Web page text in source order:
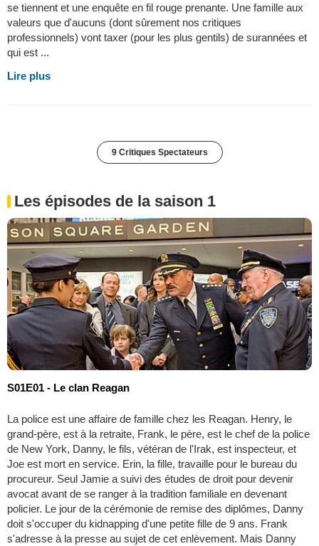
se tiennent et une enquête en fil rouge prenante. Une famille aux
valeurs que d'aucuns (dont sûrement nos critiques
professionnels) vont taxer (pour les plus gentils) de surannées et
qui est ...
Lire plus
9 Critiques Spectateurs
Les épisodes de la saison 1
S01E01 - Le clan Reagan
La police est une affaire de famille chez les Reagan. Henry, le
grand-père, est à la retraite, Frank, le père, est le chef de la police
de New York, Danny, le fils, vétéran de l'Irak, est inspecteur, et
Joe est mort en service. Erin, la fille, travaille pour le bureau du
procureur. Seul Jamie a suivi des études de droit pour devenir
avocat avant de se ranger à la tradition familiale en devenant
policier. Le jour de la cérémonie de remise des diplômes, Danny
doit s'occuper du kidnapping d'une petite fille de 9 ans. Frank
s'adresse à la presse au sujet de cet enlèvement. Mais Danny